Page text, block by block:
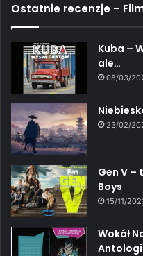
Ostatnie recenzje –
Kuba –
ale…
08/03/
23/02/
Gen V –
Boys
15/11/
Wokół